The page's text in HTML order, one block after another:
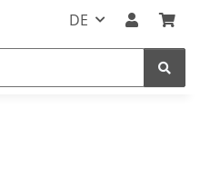
DE